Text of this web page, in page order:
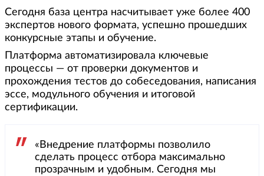
Сегодня база центра насчитывает уже более 400
экспертов нового формата, успешно прошедших
конкурсные этапы и обучение.
Платформа автоматизировала ключевые
процессы — от проверки документов и
прохождения тестов до собеседования, написания
эссе, модульного обучения и итоговой
сертификации.
«Внедрение платформы позволило
сделать процесс отбора максимально
прозрачным и удобным. Сегодня мы